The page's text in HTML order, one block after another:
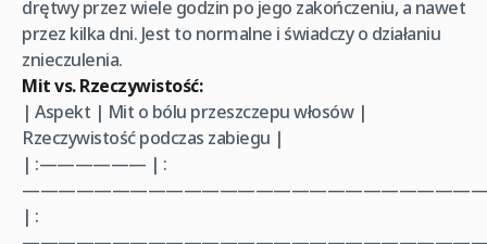
drętwy przez wiele godzin po jego zakończeniu, a nawet
przez kilka dni. Jest to normalne i świadczy o działaniu
znieczulenia.
Mit vs. Rzeczywistość:
| Aspekt | Mit o bólu przeszczepu włosów |
Rzeczywistość podczas zabiegu |
| :—————— | :
| :